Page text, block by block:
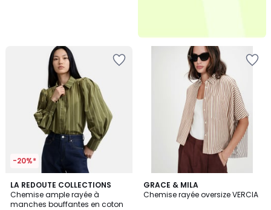
-20%*
LA REDOUTE COLLECTIONS
Chemise ample rayée à
manches bouffantes en coton
GRACE & MILA
Chemise rayée oversize VERCIA